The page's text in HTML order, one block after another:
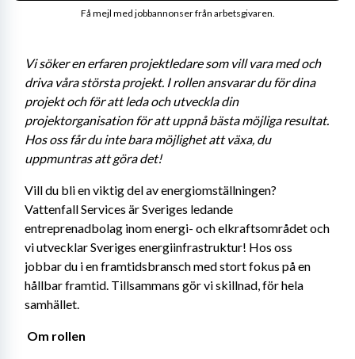
Vi söker en erfaren projektledare som vill vara med och
driva våra största projekt. I rollen ansvarar du för dina
projekt och för att leda och utveckla din
projektorganisation för att uppnå bästa möjliga resultat.
Hos oss får du inte bara möjlighet att växa, du
uppmuntras att göra det!
Vill du bli en viktig del av energiomställningen?
Vattenfall Services är Sveriges ledande
entreprenadbolag inom energi- och elkraftsområdet och
vi utvecklar Sveriges energiinfrastruktur! Hos oss
jobbar du i en framtidsbransch med stort fokus på en
hållbar framtid. Tillsammans gör vi skillnad, för hela
samhället.
Om rollen
Få mejl med jobbannonser från arbetsgivaren.